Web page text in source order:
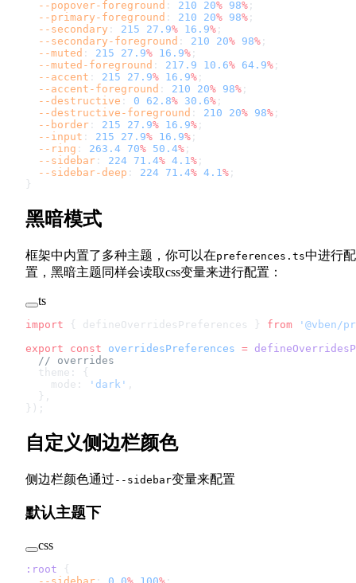
  --popover-foreground
: 210 20% 98% ;
  --primary-foreground
: 210 20% 98% ;
  --secondary
: 215 27.9% 16.9% ;
  --secondary-foreground
: 210 20% 98% ;
  --muted
: 215 27.9% 16.9% ;
  --muted-foreground
: 217.9 10.6% 64.9% ;
  --accent
: 215 27.9% 16.9% ;
  --accent-foreground
: 210 20% 98% ;
  --destructive
: 0 62.8% 30.6% ;
  --destructive-foreground
: 210 20% 98% ;
  --border
: 215 27.9% 16.9% ;
  --input
: 215 27.9% 16.9% ;
  --ring
: 263.4 70% 50.4% ;
  --sidebar
: 224 71.4% 4.1% ;
  --sidebar-deep
: 224 71.4% 4.1% ;
}
黑暗模式
框架中内置了多种主题，你可以在preferences.ts中进行配
置，黑暗主题同样会读取css变量来进行配置：
ts
import { defineOverridesPreferences } from '@vben/
export const overridesPreferences =
  // overrides
  theme: {
    mode:
'dark' ,
  },
});
自定义侧边栏颜色
侧边栏颜色通过 --sidebar变量来配置
默认主题下
css
:root {